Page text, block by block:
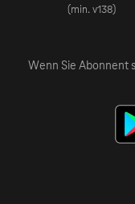
(min. v138)
Wenn Sie Abonnent